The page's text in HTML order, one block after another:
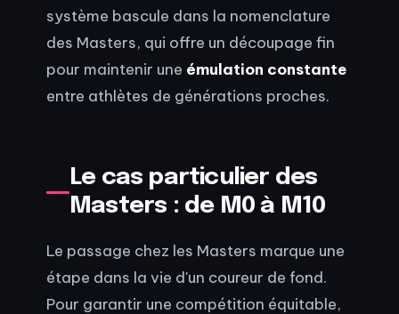
système bascule dans la nomenclature
des Masters, qui offre un découpage fin
pour maintenir une émulation constante
entre athlètes de générations proches.
Le cas particulier des
Masters : de M0 à M10
Le passage chez les Masters marque une
étape dans la vie d'un coureur de fond.
Pour garantir une compétition équitable,